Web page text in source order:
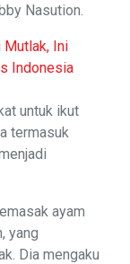
Nasution.
Mutlak, Ini
Indonesia
untuk ikut
termasuk
ayam
yang
Dia mengaku